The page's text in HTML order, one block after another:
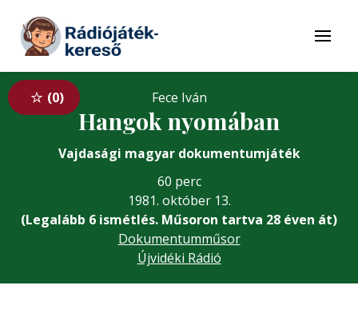
Tovább a tartalomhoz
Menü
0 Fece Iván
Hangok nyomában
Vajdasági magyar dokumentumjáték
60 perc
1981. október 13.
(Legalább 6 ismétlés. Műsoron tartva 28 éven át)
Dokumentumműsor
Újvidéki Rádió